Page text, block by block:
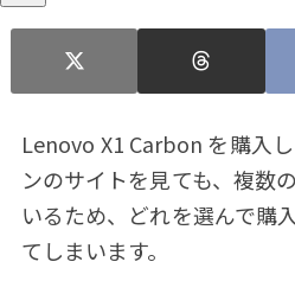
Lenovo X1 Carbon を購入
ンのサイトを見ても、複数
いるため、どれを選んで購
てしまいます。